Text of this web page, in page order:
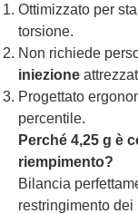
Ottimizzato per
torsione.
Non richiede
iniezione
Progettato
percentile.
Perché 4,25 g è
riempimento?
Bilancia
restringimento